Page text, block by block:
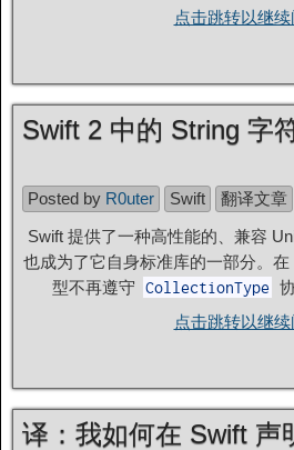
点击跳转以继
Swift 2 中的 String 字
Posted by R0uter Swift
翻译文章
Swift 提供了一种高性能的、兼容
也成为了它自身标准库的一部分。在
型不再遵守
CollectionType
点击跳转以继
译：我如何在 Swift 声